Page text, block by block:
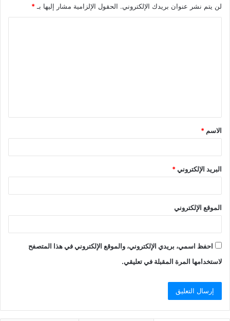
لن يتم نشر عنوان بريدك الإلكتروني. الحقول الإلزامية مشار إليها بـ *
الاسم *
البريد الإلكتروني*
الموقع الإلكتروني
احفظ اسمي، بريدي الإلكتروني، والموقع الإلكتروني في هذا المتصفح
لاستخدامها المرة المقبلة في تعليقي.